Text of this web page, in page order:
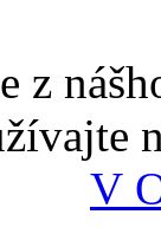
z
V